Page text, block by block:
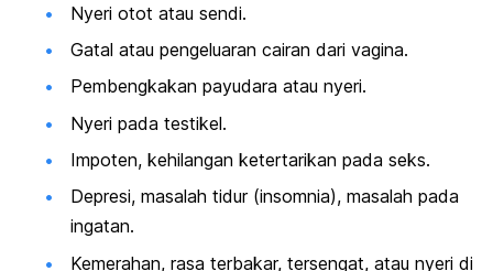
Nyeri otot atau sendi.
Gatal atau pengeluaran cairan dari vagina.
Pembengkakan payudara atau nyeri.
Nyeri pada testikel.
Impoten, kehilangan ketertarikan pada seks.
Depresi, masalah tidur (insomnia), masalah pada
ingatan.
Kemerahan, rasa terbakar, tersengat, atau nyeri di